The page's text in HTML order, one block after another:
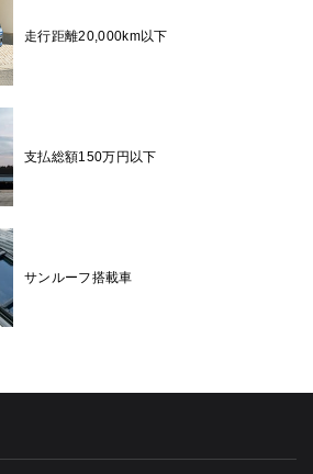
走行距離20,000km以下
支払総額150万円以下
サンルーフ搭載車